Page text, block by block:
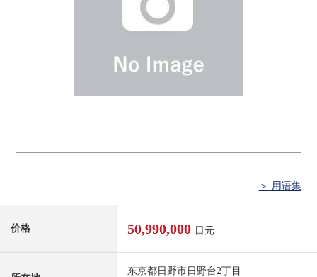
＞ 用语集
价格 50,990,000 日元
东京都日野市日野台2丁目